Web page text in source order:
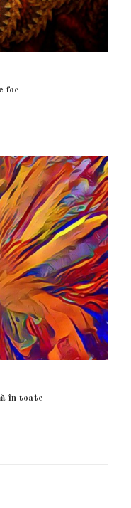
foc
în toate